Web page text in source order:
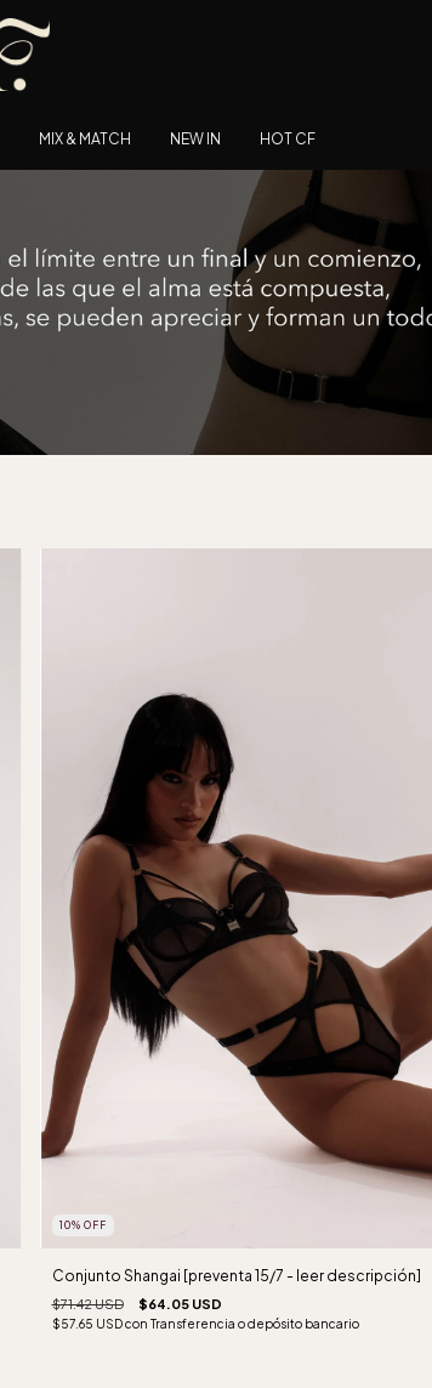
MIX & MATCH NEW IN HOT CF
10% OFF
Conjunto Shangai [preventa 15/7 - leer descripción]
$71.42 USD $64.05 USD
$57.65 USDcon Transferencia o depósito bancario